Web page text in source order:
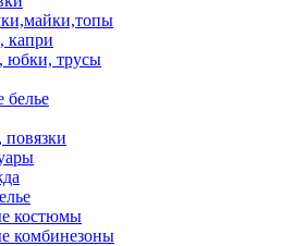
капри
трусы
костюмы
комбинезоны